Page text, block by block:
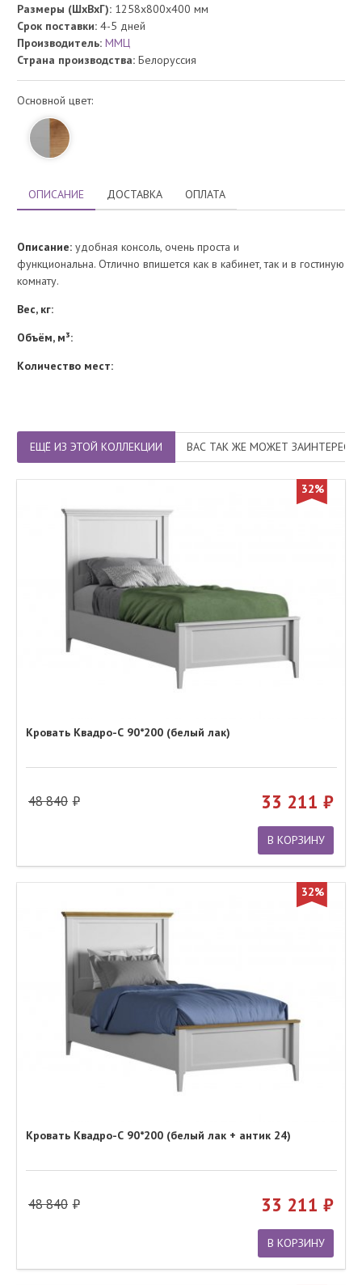
Размеры (ШхВхГ): 1258x800x400 мм
Срок поставки: 4-5 дней
Производитель: ММЦ
Страна производства: Белоруссия
Основной цвет:
ОПИСАНИЕ ДОСТАВКА ОПЛАТА
Описание: удобная консоль, очень проста и
функциональна. Отлично впишется как в кабинет, так и в гостиную
комнату.
Вес, кг:
Объём, м³:
Количество мест:
ЕЩЁ ИЗ ЭТОЙ КОЛЛЕКЦИИ ВАС ТАК ЖЕ МОЖЕТ
32%
Кровать Квадро-С 90*200 (белый лак)
48 840 33 211
В КОРЗИНУ
32%
Кровать Квадро-С 90*200 (белый лак + антик 24)
48 840 33 211
В КОРЗИНУ